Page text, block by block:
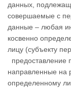
данных,
совершаемые с
данные – любая
косвенно
лицу (субъекту
предоставление
направленные на
определенному